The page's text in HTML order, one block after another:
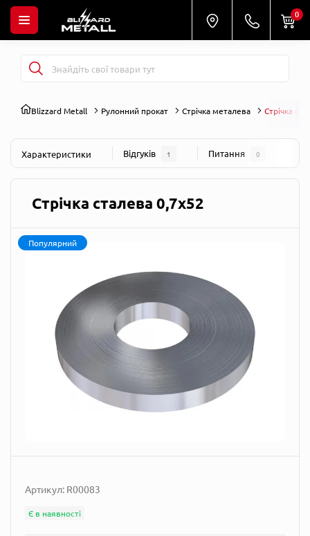
0
Blizzard Metall Рулонний прокат Стрічка металева Стрічка
Характеристики Відгуків 1 Питання 0
Стрічка сталева 0,7х52
Популярний
Артикул: R00083
Є в наявності